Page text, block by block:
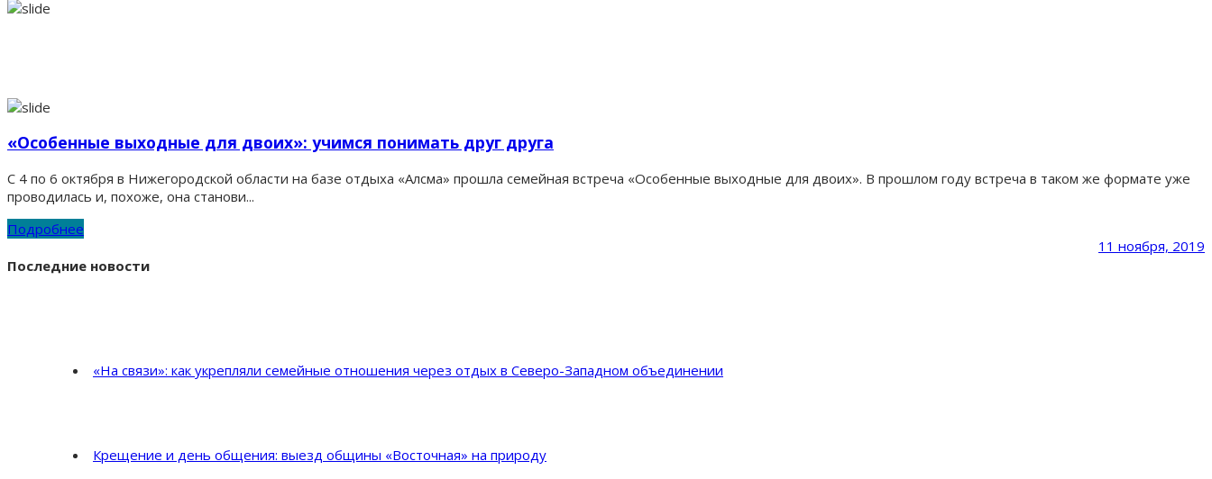
«Особенные выходные для двоих»: учимся понимать друг друга
С 4 по 6 октября в Нижегородской области на базе отдыха «Алсма» прошла семейная встреча «Особенные выходные для двоих». В прошлом году встреча в таком же формате уже
проводилась и, похоже, она станови...
Подробнее
11 ноября, 2019
Последние новости
«На связи»: как укрепляли семейные отношения через отдых в Северо-Западном объединении
Крещение и день общения: выезд общины «Восточная» на природу